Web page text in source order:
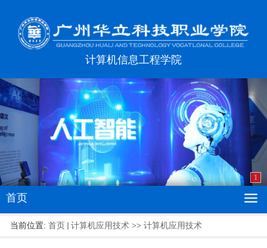
计算机信息工程学院
1
首页
当前位置: 首页 计算机应用技术>> 计算机应用技术